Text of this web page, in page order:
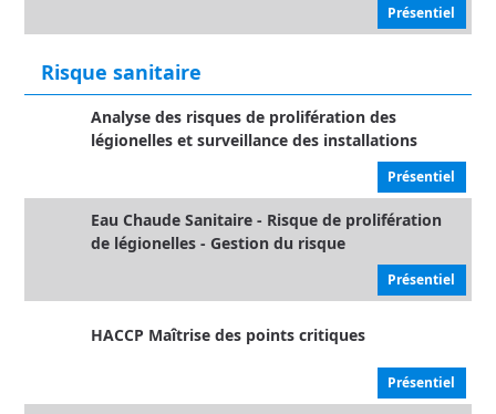
Présentiel
Risque sanitaire
Analyse des risques de prolifération des
légionelles et surveillance des installations
Présentiel
Eau Chaude Sanitaire - Risque de prolifération
de légionelles - Gestion du risque
Présentiel
HACCP Maîtrise des points critiques
Présentiel